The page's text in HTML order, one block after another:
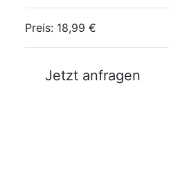
Preis: 18,99 €
Jetzt anfragen